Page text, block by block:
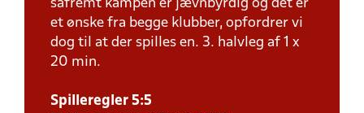
såfremt kampen er jævnbyrdig og det er
et ønske fra begge klubber, opfordrer vi
dog til at der spilles en. 3. halvleg af 1 x
20 min.
Spilleregler 5:5